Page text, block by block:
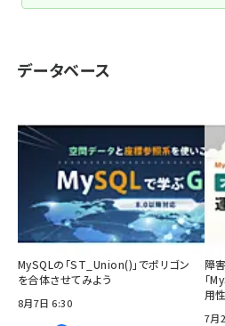
データベース
MySQLの「ST_Union()」でポリゴン
を合体させてみよう
8月7日 6:30
障
「
用
7月